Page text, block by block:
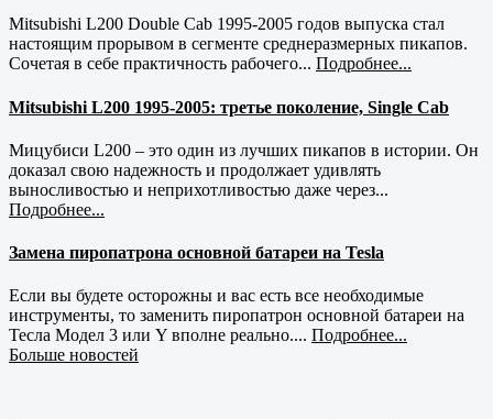
Mitsubishi L200 Double Cab 1995-2005 годов выпуска стал
настоящим прорывом в сегменте среднеразмерных пикапов.
Сочетая в себе практичность рабочего... Подробнее...
Mitsubishi L200 1995-2005: третье поколение, Single Cab
Мицубиси L200 – это один из лучших пикапов в истории. Он
доказал свою надежность и продолжает удивлять
выносливостью и неприхотливостью даже через...
Подробнее...
Замена пиропатрона основной батареи на Tesla
Если вы будете осторожны и вас есть все необходимые
инструменты, то заменить пиропатрон основной батареи на
Тесла Модел 3 или Y вполне реально.... Подробнее...
Больше новостей